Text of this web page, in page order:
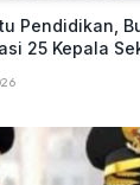
Pendidikan,
25 Kepala